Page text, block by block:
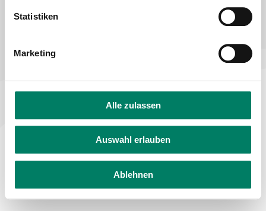
Statistiken
Marketing
Alle zulassen
Auswahl erlauben
Ablehnen